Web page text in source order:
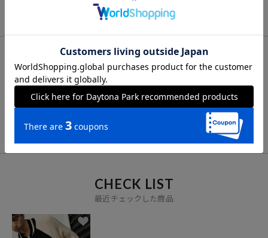
FOR YOU
あなたにおすすめのアイテム
CHECK LIST
最近チェックした商品